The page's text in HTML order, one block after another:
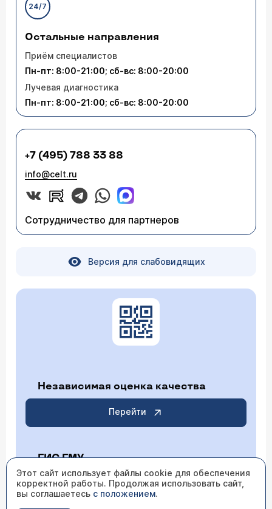
24/7
Остальные направления
Приём специалистов
Пн-пт: 8:00-21:00; сб-вс: 8:00-20:00
Лучевая диагностика
Пн-пт: 8:00-21:00; сб-вс: 8:00-20:00
+7 (495) 788 33 88
info@celt.ru
Сотрудничество для партнеров
Версия для слабовидящих
Независимая оценка качества
Перейти
ГИС ГМУ
Перейти
Этот сайт использует файлы cookie для обеспечения
корректной работы. Продолжая использовать сайт,
вы соглашаетесь с положением.